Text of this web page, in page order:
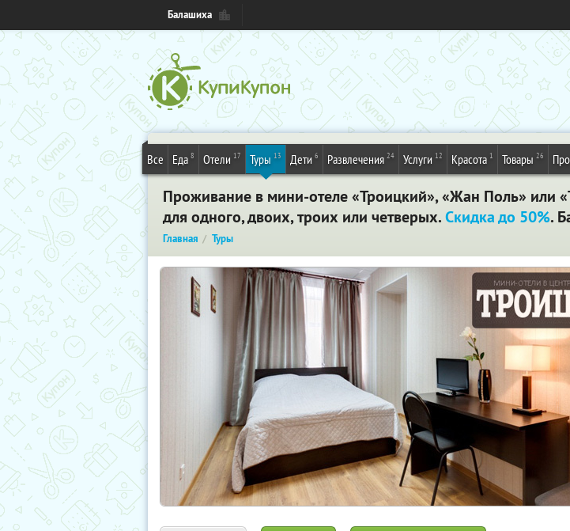
Балашиха
Все Еда 8 Отели 17 Туры 13 Дети 6 Развлечения 24 Услуги 12 Красота 1 Товары 26
Проживание в мини-отеле «Троицкий», «Жан Поль» или
для одного, двоих, троих или четверых.Скидка до 50%.
Главная Туры